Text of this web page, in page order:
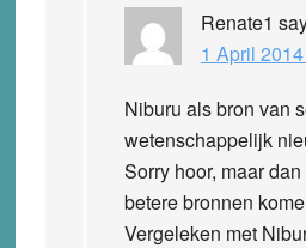
Renate1
1 April
Niburu als bron van
wetenschappelijk
Sorry hoor, maar
betere bronnen
Vergeleken met